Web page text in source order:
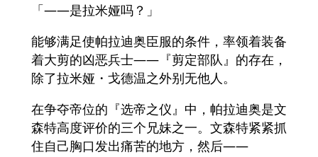
「――是拉米娅吗？」
能够满足使帕拉迪奥臣服的条件，率领着装备
着大剪的凶恶兵士——『剪定部队』的存在，
除了拉米娅・戈德温之外别无他人。
在争夺帝位的『选帝之仪』中，帕拉迪奥是文
森特高度评价的三个兄妹之一。文森特紧紧抓
住自己胸口发出痛苦的地方，然后——